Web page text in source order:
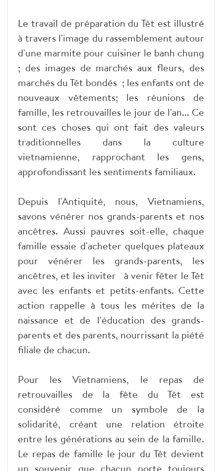
Le travail de préparation du Têt est illustré
à travers l'image du rassemblement autour
d'une marmite pour cuisiner le banh chung
; des images de marchés aux fleurs, des
marchés du Têt bondés ; les enfants ont de
nouveaux vêtements; les réunions de
famille, les retrouvailles le jour de l'an... Ce
sont ces choses qui ont fait des valeurs
traditionnelles dans la culture
vietnamienne, rapprochant les gens,
approfondissant les sentiments familiaux.
Depuis l'Antiquité, nous, Vietnamiens,
savons vénérer nos grands-parents et nos
ancêtres. Aussi pauvres soit-elle, chaque
famille essaie d'acheter quelques plateaux
pour vénérer les grands-parents, les
ancêtres, et les inviter à venir fêter le Têt
avec les enfants et petits-enfants. Cette
action rappelle à tous les mérites de la
naissance et de l'éducation des grands-
parents et des parents, nourrissant la piété
filiale de chacun.
Pour les Vietnamiens, le repas de
retrouvailles de la fête du Têt est
considéré comme un symbole de la
solidarité, créant une relation étroite
entre les générations au sein de la famille.
Le repas de famille le jour du Têt devient
un souvenir que chacun porte toujours